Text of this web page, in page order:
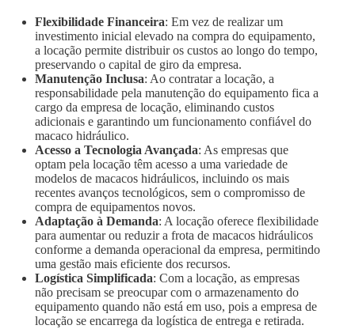
Flexibilidade Financeira: Em vez de realizar um
investimento inicial elevado na compra do equipamento,
a locação permite distribuir os custos ao longo do tempo,
preservando o capital de giro da empresa.
Manutenção Inclusa: Ao contratar a locação, a
responsabilidade pela manutenção do equipamento fica a
cargo da empresa de locação, eliminando custos
adicionais e garantindo um funcionamento confiável do
macaco hidráulico.
Acesso a Tecnologia Avançada: As empresas que
optam pela locação têm acesso a uma variedade de
modelos de macacos hidráulicos, incluindo os mais
recentes avanços tecnológicos, sem o compromisso de
compra de equipamentos novos.
Adaptação à Demanda: A locação oferece flexibilidade
para aumentar ou reduzir a frota de macacos hidráulicos
conforme a demanda operacional da empresa, permitindo
uma gestão mais eficiente dos recursos.
Logística Simplificada: Com a locação, as empresas
não precisam se preocupar com o armazenamento do
equipamento quando não está em uso, pois a empresa de
locação se encarrega da logística de entrega e retirada.